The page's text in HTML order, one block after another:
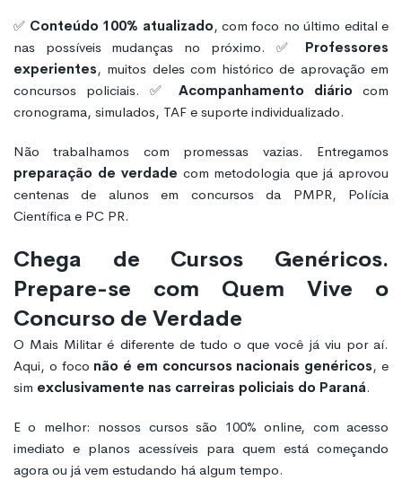
✅ Conteúdo 100% atualizado, com foco no último edital e
nas possíveis mudanças no próximo. ✅ Professores
experientes, muitos deles com histórico de aprovação em
concursos policiais. ✅ Acompanhamento diário com
cronograma, simulados, TAF e suporte individualizado.
Não trabalhamos com promessas vazias. Entregamos
preparação de verdade com metodologia que já aprovou
centenas de alunos em concursos da PMPR, Polícia
Científica e PC PR.
Chega de Cursos Genéricos.
Prepare-se com Quem Vive o
Concurso de Verdade
O Mais Militar é diferente de tudo o que você já viu por aí.
Aqui, o foco não é em concursos nacionais genéricos, e
sim exclusivamente nas carreiras policiais do Paraná.
E o melhor: nossos cursos são 100% online, com acesso
imediato e planos acessíveis para quem está começando
agora ou já vem estudando há algum tempo.